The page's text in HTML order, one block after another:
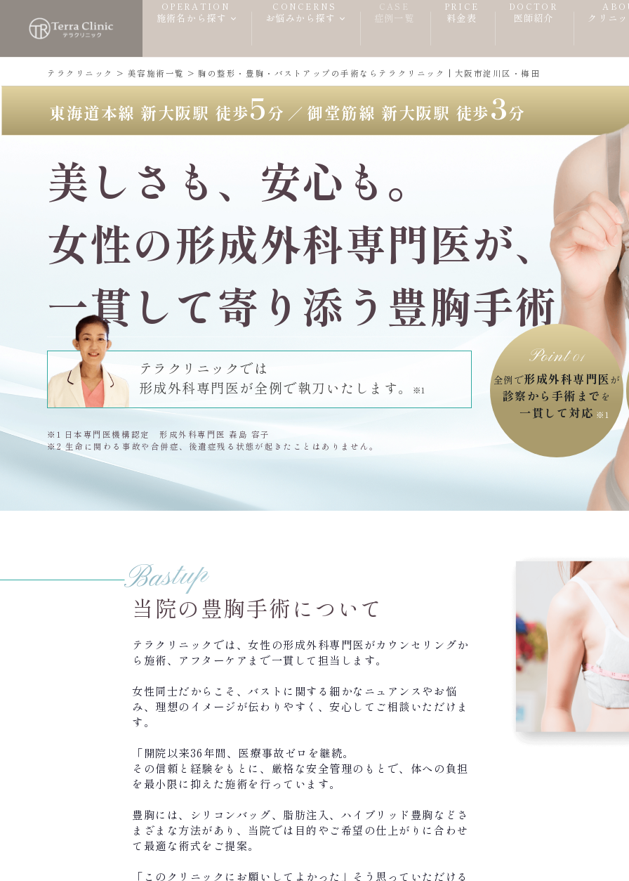
OPERATION
施術名から探す
CONCERNS
お悩みから探す
CASE
症例一覧
PRICE
料金表
DOCTOR
医師紹介 クリニ
テラクリニック > 美容施術一覧 > 胸の整形・豊胸・バストアップの手術ならテラクリニック | 大阪市淀川区・梅田
東海道本線 新大阪駅 徒歩5分 ／ 御堂筋線 新大阪駅 徒歩3分
美しさも、安心も。
女性の形成外科専門医が、
一貫して寄り添う豊胸手術
テラクリニックでは
形成外科専門医が全例で執刀いたします。 ※1
※1 日本専門医機構認定 形成外科専門医 森島 容子
※2 生命に関わる事故や合併症、後遺症残る状態が起きたことはありません。
Point 01
全例で形成外科専門医が
診察から手術まで を
一貫して対応
当院の豊胸手術について
テラクリニックでは、女性の形成外科専門医がカウンセリングか
ら施術、アフターケアまで一貫して担当します。
女性同士だからこそ、バストに関する細かなニュアンスやお悩
み、理想のイメージが伝わりやすく、安心してご相談いただけま
す。
「開院以来36年間、医療事故ゼロを継続。
その信頼と経験をもとに、厳格な安全管理のもとで、体への負担
を最小限に抑えた施術を行っています。
豊胸には、シリコンバッグ、脂肪注入、ハイブリッド豊胸などさ
まざまな方法があり、当院では目的やご希望の仕上がりに合わせ
て最適な術式をご提案。
「このクリニックにお願いしてよかった」そう思っていただける